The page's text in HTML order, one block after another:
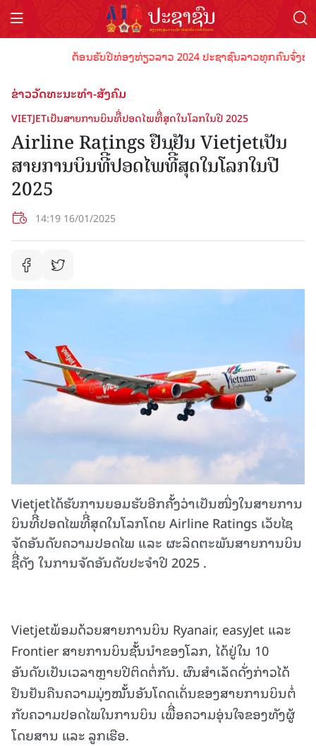
ຕ້ອນຮັບປີທ່ອງທ່ຽວລາວ 2024 ປະຊາຊົນລາວທຸກຄົນຈົ່ງພ້ອ
ຂ່າວວັດທະນະທຳ-ສັງຄົມ
VIETJETເປັນສາຍການບິນທີີ່ປອດໄພທີີ່ສຸດໃນໂລກໃນປີ 2025
Airline Ratings ຢືນຢັນ Vietjetເປັນ
ສາຍການບິນທີີ່ປອດໄພທີີ່ສຸດໃນໂລກໃນປີ
2025
14:19 16/01/2025
Vietjetໄດ້ຮັບການຍອມຮັບອີກຄັັ້ງວ່າເປັນໜື່ງໃນສາຍການ
ບິນທີີ່ປອດໄພທີີ່ສຸດໃນໂລກໂດຍ Airline Ratings ເວັບໄຊ
ຈັດອັນດັບຄວາມປອດໄພ ແລະ ຜະລິດຕະພັນສາຍການບິນ
ຊືີ່ດັງ ໃນການຈັດອັນດັບປະຈໍາປີ 2025 .
Vietjetພ້ອມດ້ວຍສາຍການບິນ Ryanair, easyJet ແລະ
Frontier ສາຍການບິນຊັັ້ນນໍາຂອງໂລກ, ໄດ້ຢູ່ໃນ 10
ອັນດັບເປັນເວລາຫຼາຍປີຕິດຕໍ່ກັນ. ຜົນສໍາເລັດດັ່ງກ່າວໄດ້
ຢືນຢັນຄືນຄວາມມຸ່ງໝັັ້ນອັນໂດດເດັ່ນຂອງສາຍການບິນຕໍ່
ກັບຄວາມປອດໄພໃນການບິນ ເພືີ່ອຄວາມອຸ່ນໃຈຂອງທັງຜູ້
ໂດຍສານ ແລະ ລູກເຮືອ.